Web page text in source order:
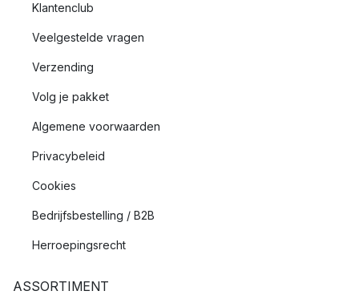
Klantenclub
Veelgestelde vragen
Verzending
Volg je pakket
Algemene voorwaarden
Privacybeleid
Cookies
Bedrijfsbestelling / B2B
Herroepingsrecht
ASSORTIMENT